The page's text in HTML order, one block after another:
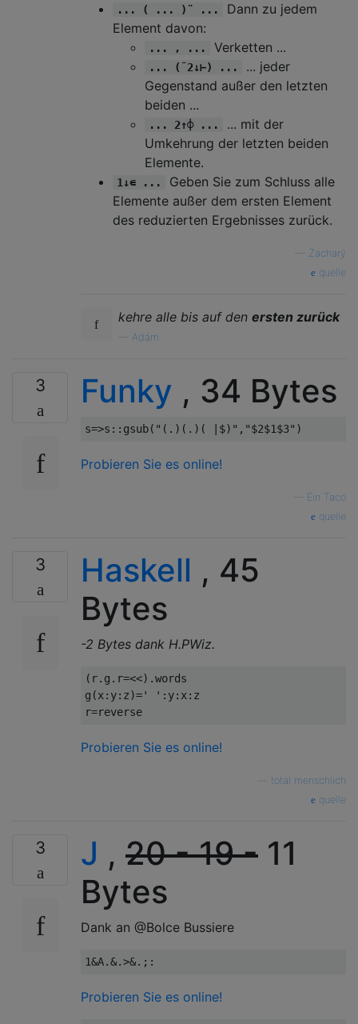
... ( ... )¨ ...
Dann zu jedem
Element davon:
... , ... Verketten ...
... (¯2↓⊢) ...
... jeder
Gegenstand außer den letzten
beiden ...
... 2↑⌽ ...
... mit der
Umkehrung der letzten beiden
Elemente.
1↓∊ ...
Geben Sie zum Schluss alle
Elemente außer dem ersten Element
des reduzierten Ergebnisses zurück.
Zacharý
quelle
kehre alle bis auf den ersten zurück
Adám
3 Funky , 34 Bytes
Probieren Sie es online!
Ein Taco
quelle
3 Haskell , 45
Bytes
-2 Bytes dank H.PWiz.
( r. g . r=<<).words
g (x: y: z)=' ' : y: x: z
r=reverse
Probieren Sie es online!
total menschlich
quelle
3 J , 20 - 19 - 11
Bytes
Dank an @Bolce Bussiere
Probieren Sie es online!